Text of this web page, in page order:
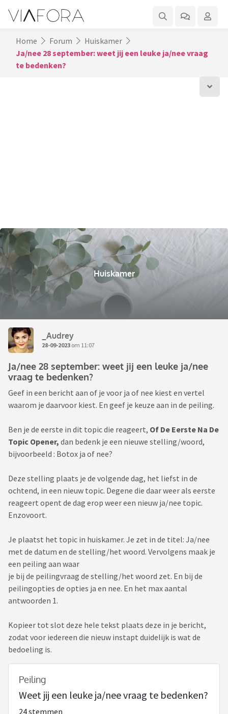
Home Forum
Huiskamer
Ja/nee 28 september: weet jij een leuke ja/nee vraag
te bedenken?
Huiskamer
_Audrey
28-09-2023 om 11:07
Ja/nee 28 september: weet jij een leuke ja/nee
vraag te bedenken?
Geef in een bericht aan of je voor ja of nee kiest en vertel
waarom je daarvoor kiest. En geef je keuze aan in de peiling.
Ben je de eerste in dit topic die reageert, Of De Eerste Na De
Topic Opener, dan bedenk je een nieuwe stelling/woord,
bijvoorbeeld : Botox ja of nee?
Deze stelling plaats je de volgende dag, het liefst in de
ochtend, in een nieuw topic. Degene die daar weer als eerste
reageert opent de dag erop weer een nieuw ja/nee topic.
Enzovoort.
Je plaatst het topic in huiskamer. Je zet in de titel: Ja/nee
met de datum en de stelling/het woord. Vervolgens maak je
een peiling aan waar
je bij de peilingvraag de stelling/het woord zet. En bij de
peilingopties de opties ja en nee. En het max aantal
antwoorden 1.
Kopieer tot slot deze hele tekst plaats deze in je bericht,
zodat voor iedereen die nieuw instapt duidelijk is wat de
bedoeling is.
Peiling
Weet jij een leuke ja/nee vraag te bedenken?
24 stemmen